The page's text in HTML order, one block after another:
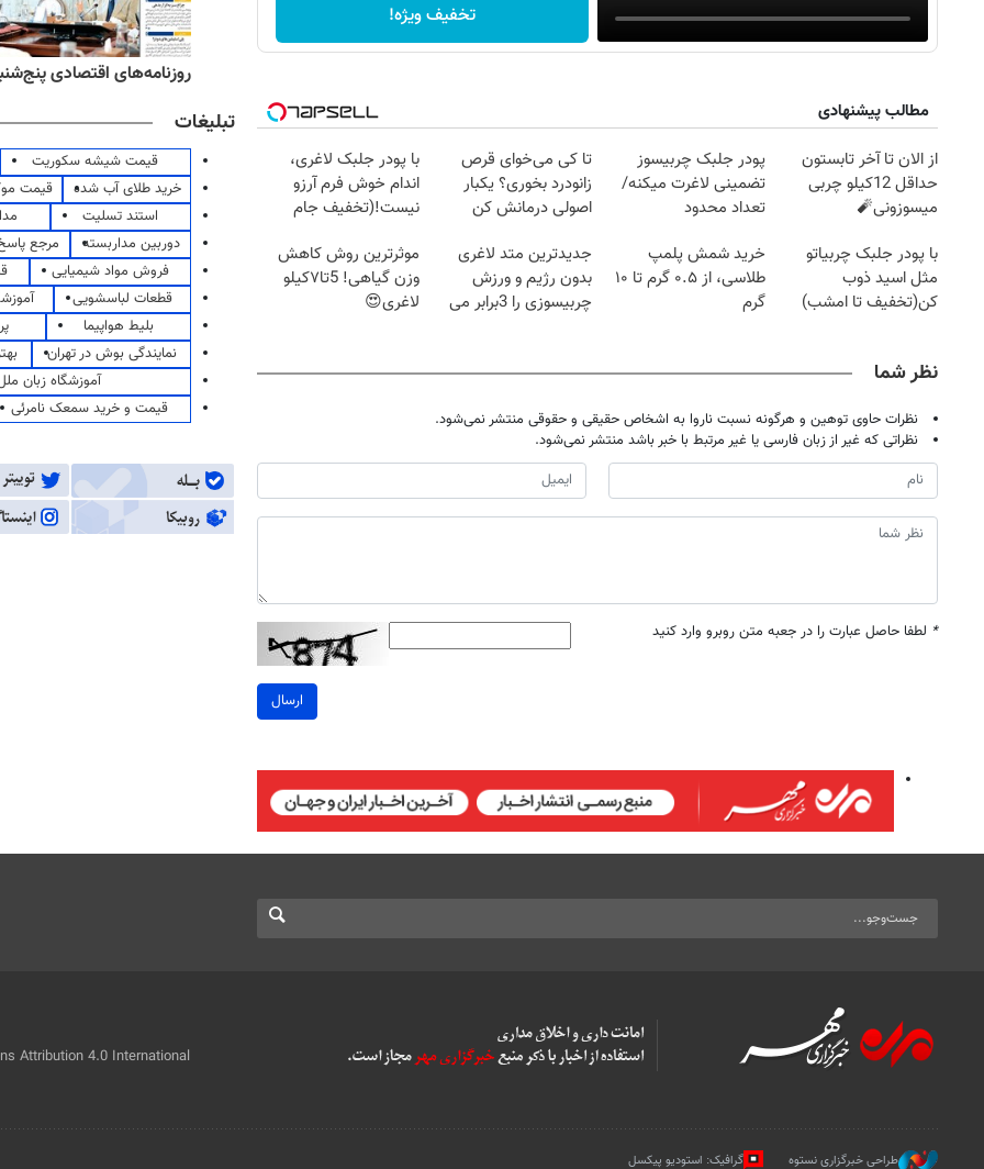
تخفیف ویژه!
مطالب پیشنهادی
از الان تا آخر تابستون
حداقل 12کیلو چربی
میسوزونی🧨
پودر جلبک چربیسوز
تضمینی لاغرت میکنه/
تعداد محدود
تا کی می‌خوای قرص
زانودرد بخوری؟ یکبار
اصولی درمانش کن
با پودر جلبک لاغری،
اندام خوش فرم آرزو
نیست!(تخفیف جام
با پودر جلبک چربیاتو
مثل اسید ذوب
کن(تخفیف تا امشب)
خرید شمش پلمپ
طلاسی، از ۰.۵ گرم تا ۱۰
گرم
جدیدترین متد لاغری
بدون رژیم و ورزش
چربیسوزی را 3برابر می
موثرترین روش کاهش
وزن گیاهی! 5تا۷کیلو
لاغری😍
نظر شما
نظرات حاوی توهین و هرگونه نسبت ناروا به اشخاص حقیقی و حقوقی منتشر نمی‌شود.
نظراتی که غیر از زبان فارسی یا غیر مرتبط با خبر باشد منتشر نمی‌شود.
* لطفا حاصل عبارت را در جعبه متن روبرو وارد کنید
ارسال
روزنامه‌های اقتصادی پنج‌شنبه ۱۵ مرداد
تبلیغات
قیمت شیشه سکوریت
خرید طلای آب شده
قیمت
استند تسلیت
دوربین مداربسته
مرجع
فروش مواد شیمیایی
قطعات لباسشویی
بلیط هواپیما
نمایندگی بوش در تهران
آموزشگاه زبان
قیمت و خرید سمعک نامرئی
Attribution 4.0 International
طراحی خبرگزاری نستوه گرافیک: استودیو پیکسل